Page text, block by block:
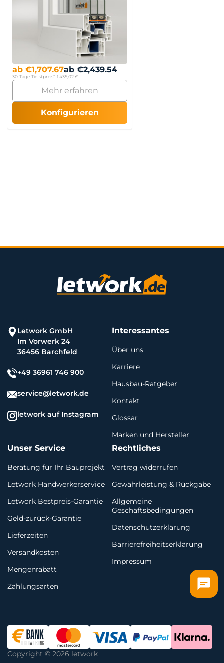
ab €1,707.67ab€2,439.54
30-Tage-Tiefstpreis*:1.435,02 €
Mehr erfahren
Konfigurieren
Letwork GmbH
Im Vorwerk 24
36456 Barchfeld
+49 36961 746 900
service@letwork.de
letwork auf Instagram
Interessantes
Über uns
Karriere
Hausbau-Ratgeber
Kontakt
Glossar
Marken und Hersteller
Unser Service
Beratung für Ihr Bauprojekt
Letwork Handwerkerservice
Letwork Bestpreis-Garantie
Geld-zurück-Garantie
Lieferzeiten
Versandkosten
Mengenrabatt
Zahlungsarten
Rechtliches
Vertrag widerrufen
Gewährleistung & Rückgabe
Allgemeine
Geschäftsbedingungen
Datenschutzerklärung
Barrierefreiheitserklärung
Impressum
Copyright © 2026 letwork